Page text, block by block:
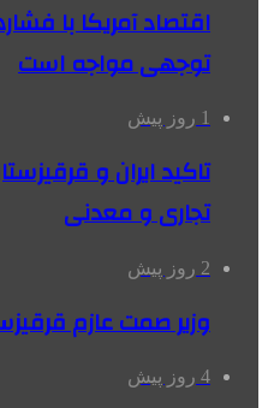
اقتصاد آمریکا با
توجهی مواجه است
1 روز پیش
تاکید ایران و
تجاری و معدنی
2 روز پیش
وزیر صمت عازم
4 روز پیش